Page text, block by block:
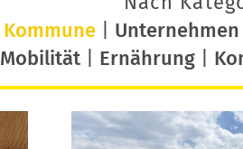
Kommune| Unternehmen
Mobilität Ernährung